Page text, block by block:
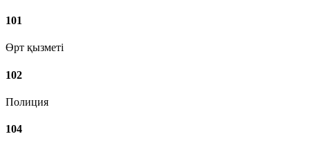
101
Өрт қызметі
102
Полиция
104